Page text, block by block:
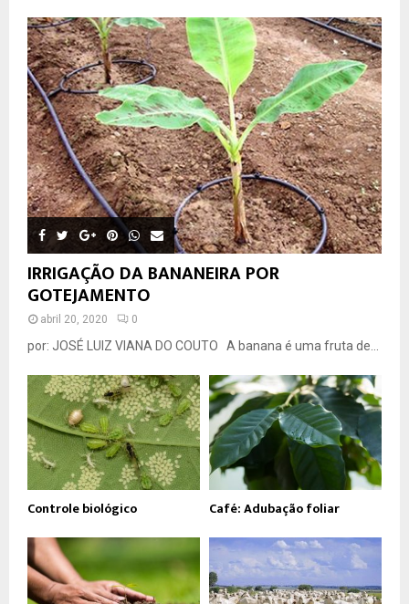
IRRIGAÇÃO DA BANANEIRA POR
GOTEJAMENTO
abril 20, 2020 0
por: JOSÉ LUIZ VIANA DO COUTO A banana é uma fruta de...
Controle biológico Café: Adubação foliar